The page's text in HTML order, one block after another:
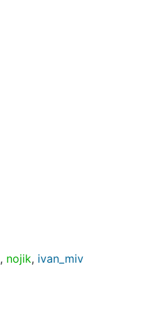
, nojik, ivan_miv